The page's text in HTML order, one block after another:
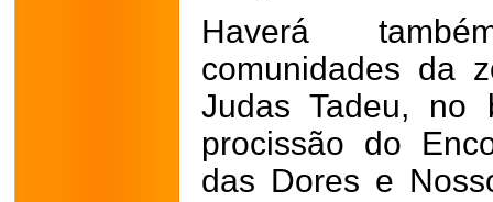
Haverá
comunidades da
Judas Tadeu, no
procissão do
das Dores e